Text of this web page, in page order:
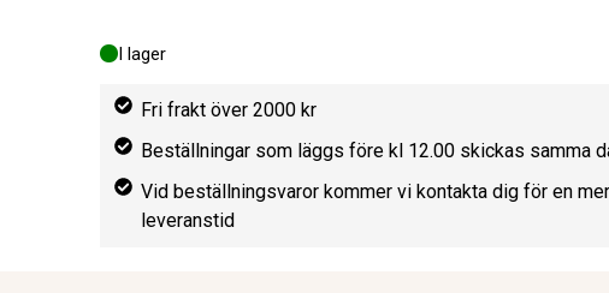
I lager
Fri frakt över 2000 kr
Beställningar som läggs före kl 12.00 skickas samma
Vid beställningsvaror kommer vi kontakta dig för en
leveranstid